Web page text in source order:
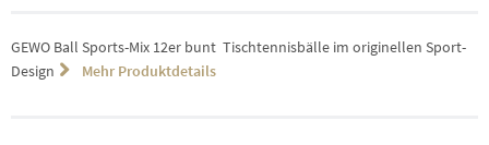
GEWO Ball Sports-Mix 12er bunt  Tischtennisbälle im originellen Sport-
Design
Mehr Produktdetails